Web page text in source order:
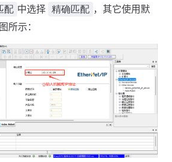
配 中选择 精确匹配 ，其它使用默
所示：